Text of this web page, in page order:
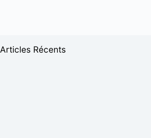
Articles Récents